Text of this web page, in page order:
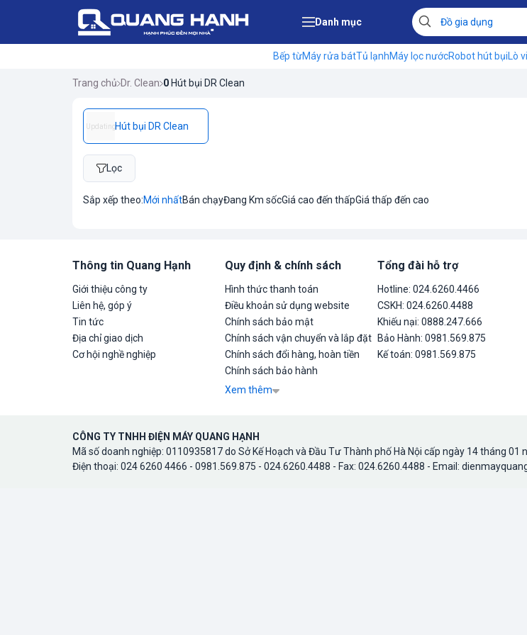
Danh mục
Bếp từMáy rửa bátTủ lạnhMáy lọc nướcRobot hút bụiLò
Trang chủ Dr. Clean 0 Hút bụi DR Clean
UpdatingHút bụi DR Clean
Lọc
Sắp xếp theo:Mới nhấtBán chạyĐang Km sốcGiá cao đến thấpGiá thấp đến cao
Thông tin Quang Hạnh
Giới thiệu công ty
Liên hệ, góp ý
Tin tức
Địa chỉ giao dịch
Cơ hội nghề nghiệp
Quy định & chính sách
Hình thức thanh toán
Điều khoản sử dụng website
Chính sách bảo mật
Chính sách vận chuyển và lắp đặt
Chính sách đổi hàng, hoàn tiền
Chính sách bảo hành
Xem thêm
Tổng đài hỗ trợ
Hotline: 024.6260.4466
CSKH: 024.6260.4488
Khiếu nại: 0888.247.666
Bảo Hành: 0981.569.875
Kế toán: 0981.569.875
CÔNG TY TNHH ĐIỆN MÁY QUANG HẠNH
Mã số doanh nghiệp: 0110935817 do Sở Kế Hoạch và Đầu Tư Thành phố Hà Nội cấp ngày 14 tháng 01
Điện thoại: 024 6260 4466 - 0981.569.875 - 024.6260.4488 - Fax: 024.6260.4488 - Email: